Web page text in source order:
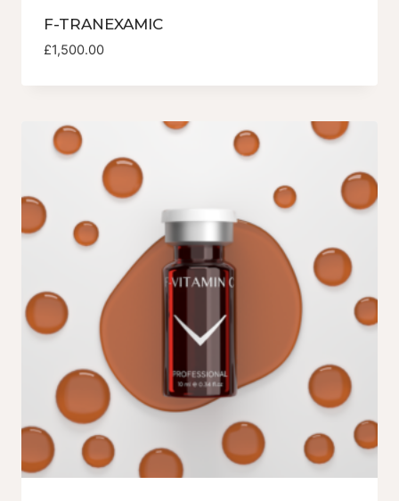
F-TRANEXAMIC
£1,500.00